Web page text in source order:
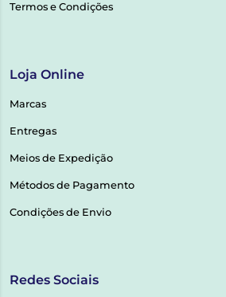
Termos e Condições
Loja Online
Marcas
Entregas
Meios de Expedição
Métodos de Pagamento
Condições de Envio
Redes Sociais